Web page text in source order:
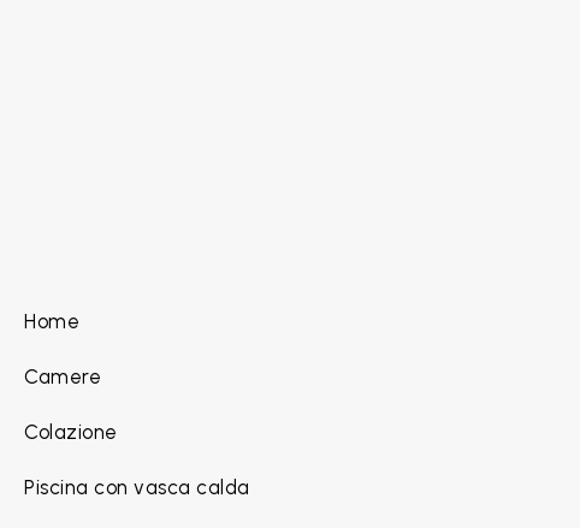
Home
Camere
Colazione
Piscina con vasca calda